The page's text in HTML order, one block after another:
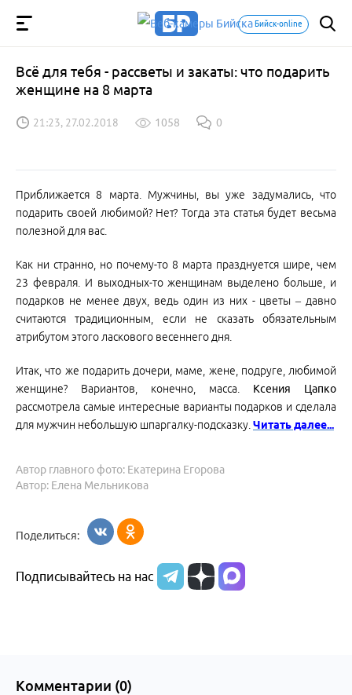
Бийск-online
Всё для тебя - рассветы и закаты: что подарить
женщине на 8 марта
21:23, 27.02.2018 1058 0
Приближается 8 марта. Мужчины, вы уже задумались, что
подарить своей любимой? Нет? Тогда эта статья будет весьма
полезной для вас.
Как ни странно, но почему-то 8 марта празднуется шире, чем
23 февраля. И выходных-то женщинам выделено больше, и
подарков не менее двух, ведь один из них - цветы – давно
считаются традиционным, если не сказать обязательным
атрибутом этого ласкового весеннего дня.
Итак, что же подарить дочери, маме, жене, подруге, любимой
женщине? Вариантов, конечно, масса. Ксения Цапко
рассмотрела самые интересные варианты подарков и сделала
для мужчин небольшую шпаргалку-подсказку. Читать далее...
Автор: Елена Мельникова
Автор главного фото: Екатерина Егорова
Поделиться:
Подписывайтесь на нас
Комментарии (0)